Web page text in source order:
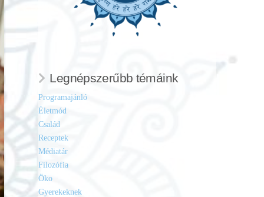
Legnépszerűbb témáink
Programajánló
Életmód
Család
Receptek
Médiatár
Filozófia
Öko
Gyerekeknek